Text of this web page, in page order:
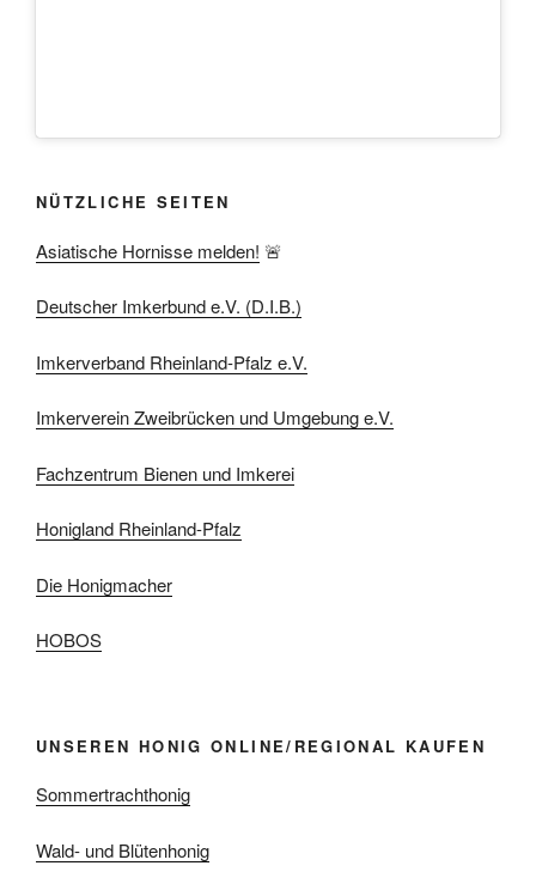
NÜTZLICHE SEITEN
Asiatische Hornisse melden! 🚨
Deutscher Imkerbund e.V. (D.I.B.)
Imkerverband Rheinland-Pfalz e.V.
Imkerverein Zweibrücken und Umgebung e.V.
Fachzentrum Bienen und Imkerei
Honigland Rheinland-Pfalz
Die Honigmacher
HOBOS
UNSEREN HONIG ONLINE/REGIONAL KAUFEN
Sommertrachthonig
Wald- und Blütenhonig